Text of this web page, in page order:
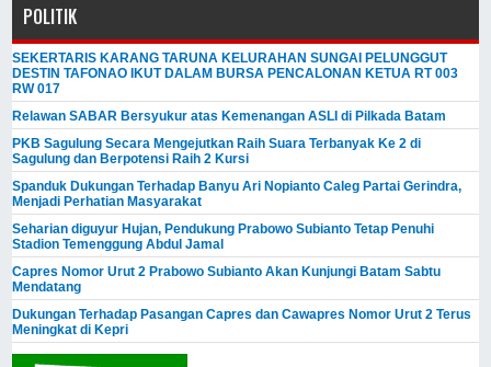
POLITIK
SEKERTARIS KARANG TARUNA KELURAHAN SUNGAI PELUNGGUT
DESTIN TAFONAO IKUT DALAM BURSA PENCALONAN KETUA RT 003
RW 017
Relawan SABAR Bersyukur atas Kemenangan ASLI di Pilkada Batam
PKB Sagulung Secara Mengejutkan Raih Suara Terbanyak Ke 2 di
Sagulung dan Berpotensi Raih 2 Kursi
Spanduk Dukungan Terhadap Banyu Ari Nopianto Caleg Partai Gerindra,
Menjadi Perhatian Masyarakat
Seharian diguyur Hujan, Pendukung Prabowo Subianto Tetap Penuhi
Stadion Temenggung Abdul Jamal
Capres Nomor Urut 2 Prabowo Subianto Akan Kunjungi Batam Sabtu
Mendatang
Dukungan Terhadap Pasangan Capres dan Cawapres Nomor Urut 2 Terus
Meningkat di Kepri